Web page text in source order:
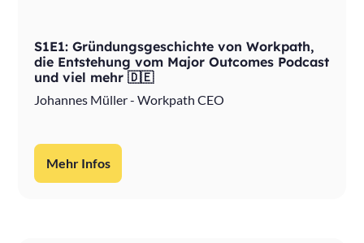
S1E1: Gründungsgeschichte von Workpath,
die Entstehung vom Major Outcomes Podcast
und viel mehr 🇩🇪
Johannes Müller - Workpath CEO
Mehr Infos